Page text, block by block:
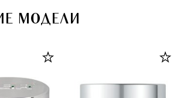
МОДЕЛИ